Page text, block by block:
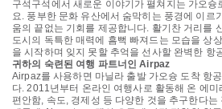
구석구석에서 새로운 이야기가 펼쳐지는 가오슝
요. 풍부한 문화 유산에서 숨막히는 풍경에 이르
움의 끝없는 기회를 제공합니다. 활기찬 거리를
도시의 독특한 매력에 흠뻑 빠져드는 모습을 상
을 시작하며 잊지 못할 추억을 선사할 완벽한 항
귀하의 숙련된 여행 파트너인 Airpaz
Airpaz를 사용하면 마닐라 출발 가오슝 도착 항
다. 2011년부터 온라인 여행사로 활동해 온 에
편안함, 속도, 경제성 등 다양한 것을 추구한다는